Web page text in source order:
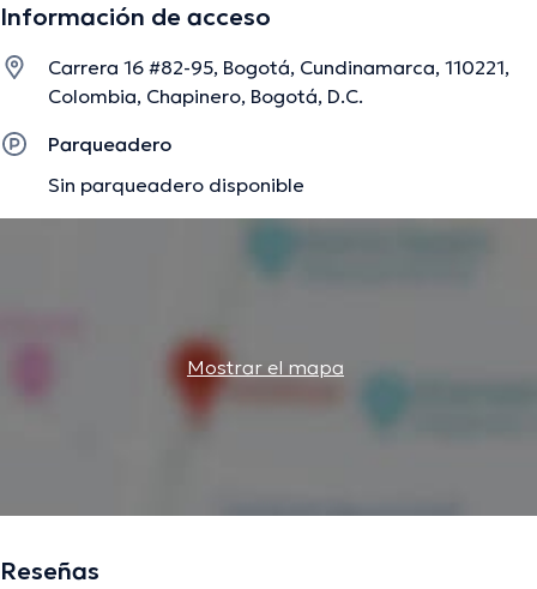
Información de acceso
Carrera 16 #82-95, Bogotá, Cundinamarca, 110221,
Colombia, Chapinero, Bogotá, D.C.
Parqueadero
Sin parqueadero disponible
Mostrar el mapa
Reseñas